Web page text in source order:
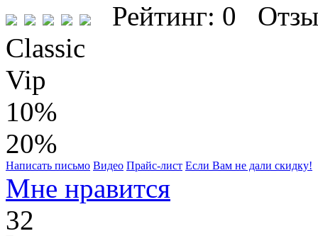
Рейтинг: 0
Classic
Vip
10%
20%
Написать письмо Видео Прайс-лист Если Вам не дали скидку!
Мне нравится
32